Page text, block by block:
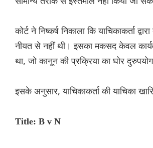
कोर्ट ने निष्कर्ष निकाला कि याचिकाकर्ता
नीयत से नहीं थी। इसका मकसद केवल
था, जो कानून की प्रक्रिया का घोर
इसके अनुसार, याचिकाकर्ता की याचिका
Title: B v N